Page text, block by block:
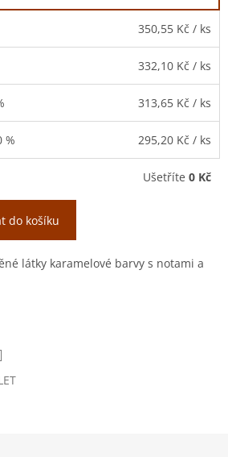
350,55 Kč / ks
332,10 Kč / ks
313,65 Kč / ks
% 295,20 Kč / ks
Ušetříte 0 Kč
do košíku
látky karamelové barvy s notami a